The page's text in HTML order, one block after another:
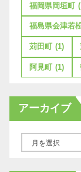
福岡県岡垣町
福島県会津若
苅田町 (1)
阿見町 (1)
アーカイブ